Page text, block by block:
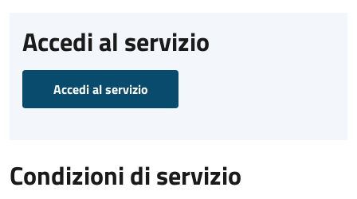
Accedi al servizio
Accedi al servizio
Condizioni di servizio